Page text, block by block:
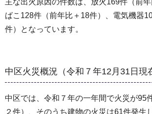
主な出火原因の件数は、放火169件（前
ばこ128件（前年比＋18件）、電気機器
件）となっています。
中区火災概況（令和７年12月31日現
中区では、令和７年の一年間で火災が95
２件）、そのうち建物の火災は61件発生